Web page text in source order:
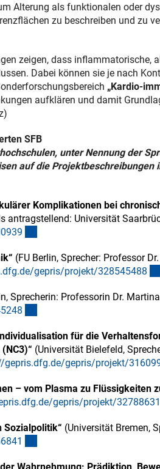
Alterung als funktionalen oder
zu beschreiben und zu
zeigen, dass inflammatorische,
Dabei können sie je nach
„Kardio-
aufklären und damit
SFB
unter Nennung der
auf die Projektbeschreibungen
Komplikationen bei
antragstellend: Universität
9
(FU Berlin, Sprecher: Professor
gepris/projekt/328545488
Sprecherin: Professorin Dr.
8
für die
(Universität Bielefeld,
gepris.dfg.de/gepris/projekt/
– vom Plasma zu Flüssigkeiten
gepris/projekt/32788631
Sozialpolitik“ (Universität Bremen,
1
Wahrnehmung: Prädiktion,